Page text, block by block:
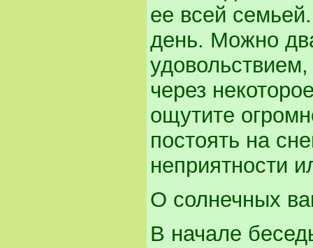
ее всей
день. Можно
через
ощутите
постоять на
неприятности
О солнечных
В начале